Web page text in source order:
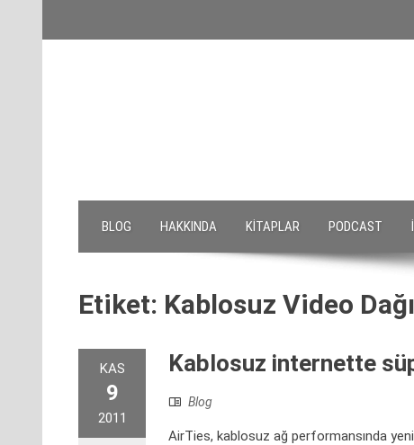
BLOG HAKKINDA KITAPLAR PODCAST
Etiket: Kablosuz Video
KAS
9
2011
Kablosuz internette
Blog
AirTies, kablosuz ağ performansında